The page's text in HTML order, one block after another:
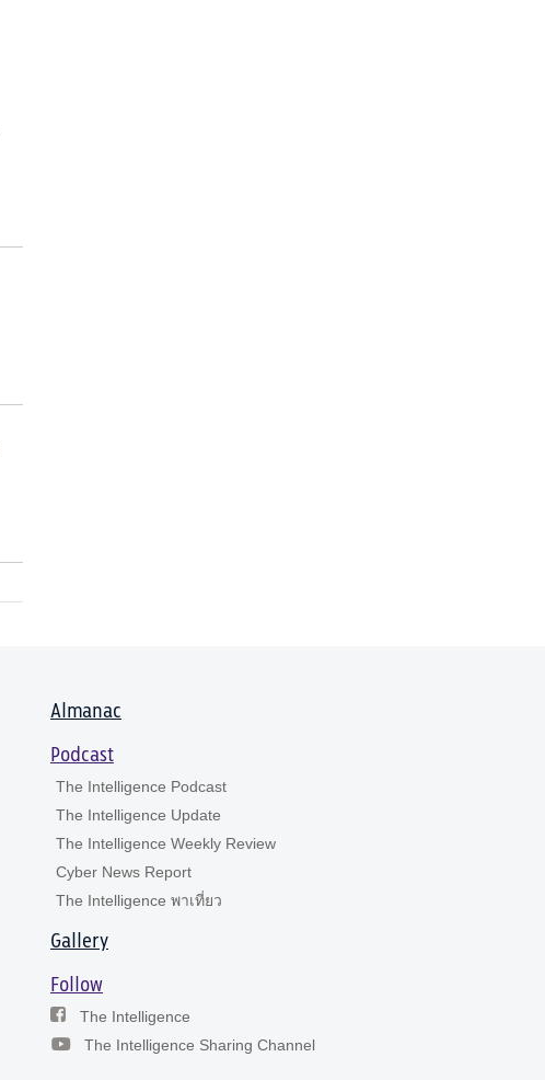
Almanac
Podcast
The Intelligence Podcast
The Intelligence Update
The Intelligence Weekly Review
Cyber News Report
The Intelligence พาเที่ยว
Gallery
Follow
The Intelligence
The Intelligence Sharing Channel